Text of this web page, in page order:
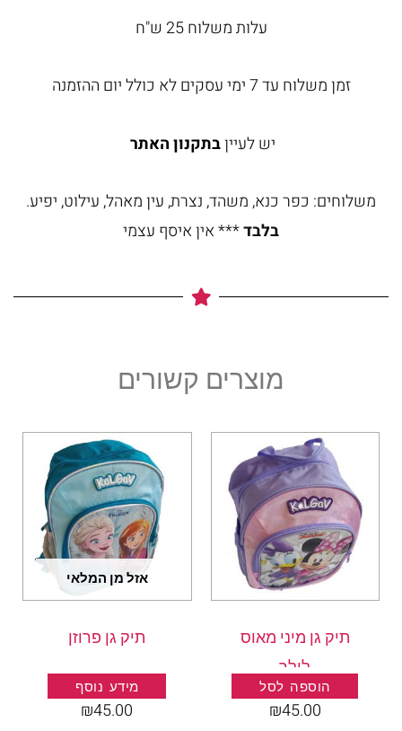
עלות משלוח 25 ש"ח
זמן משלוח עד 7 ימי עסקים לא כולל יום ההזמנה
יש לעייןבתקנון האתר
משלוחים: כפר כנא, משהד, נצרת, עין מאהל, עילוט, יפיע.
בלבד*** אין איסף עצמי
מוצרים קשורים
תיק גן מיני מאוס
לילך
הוספה לסל
₪45.00
אזל מן המלאי
תיק גן פרוזן
מידע נוסף
₪45.00